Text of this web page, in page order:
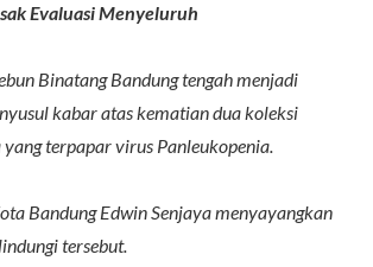
Evaluasi Menyeluruh
Binatang Bandung tengah menjadi
kabar atas kematian dua koleksi
terpapar virus Panleukopenia.
Bandung Edwin Senjaya menyayangkan
tersebut.